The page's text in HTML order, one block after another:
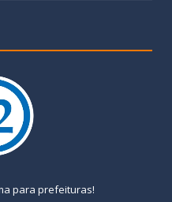
para prefeituras!